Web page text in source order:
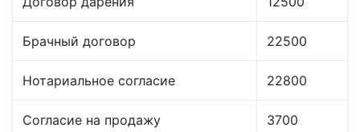
Брачный договор 22500
Нотариальное согласие 22800
Согласие на продажу 3700